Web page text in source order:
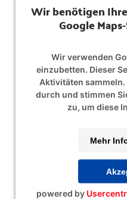
Wir benötigen
Google
Wir verwenden
einzubetten. Dieser
Aktivitäten sammeln.
durch und stimmen
zu, um diese
Mehr
powered by